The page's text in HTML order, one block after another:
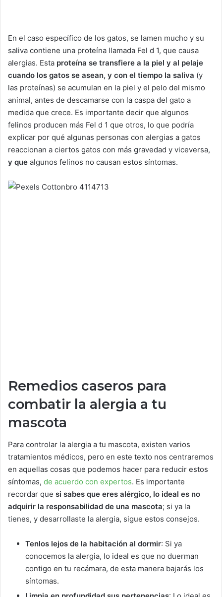
En el caso específico de los gatos, se lamen mucho y su
saliva contiene una proteína llamada Fel d 1, que causa
alergias. Esta proteína se transfiere a la piel y al pelaje
cuando los gatos se asean, y con el tiempo la saliva (y
las proteínas) se acumulan en la piel y el pelo del mismo
animal, antes de descamarse con la caspa del gato a
medida que crece. Es importante decir que algunos
felinos producen más Fel d 1 que otros, lo que podría
explicar por qué algunas personas con alergias a gatos
reaccionan a ciertos gatos con más gravedad y viceversa,
y que algunos felinos no causan estos síntomas.
Remedios caseros para
combatir la alergia a tu
mascota
Para controlar la alergia a tu mascota, existen varios
tratamientos médicos, pero en este texto nos centraremos
en aquellas cosas que podemos hacer para reducir estos
síntomas, de acuerdo con expertos. Es importante
recordar que si sabes que eres alérgico, lo ideal es no
adquirir la responsabilidad de una mascota; si ya la
tienes, y desarrollaste la alergia, sigue estos consejos.
Tenlos lejos de la habitación al dormir: Si ya
conocemos la alergia, lo ideal es que no duerman
contigo en tu recámara, de esta manera bajarás los
síntomas.